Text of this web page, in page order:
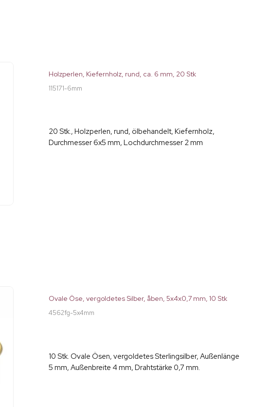
Holzperlen, Kiefernholz, rund, ca. 6 mm, 20 Stk
115171-6mm
20 Stk., Holzperlen, rund, ölbehandelt, Kiefernholz,
Durchmesser 6x5 mm, Lochdurchmesser 2 mm
Ovale Öse, vergoldetes Silber, åben, 5x4x0,7 mm, 10 Stk
4562fg-5x4mm
10 Stk. Ovale Ösen, vergoldetes Sterlingsilber, Außenlänge
5 mm, Außenbreite 4 mm, Drahtstärke 0,7 mm.